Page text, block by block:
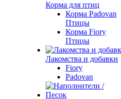
Корма для птиц
Корма Padovan
Птицы
Корма Fiory
Птицы
Лакомства и добавки
Fiory
Padovan